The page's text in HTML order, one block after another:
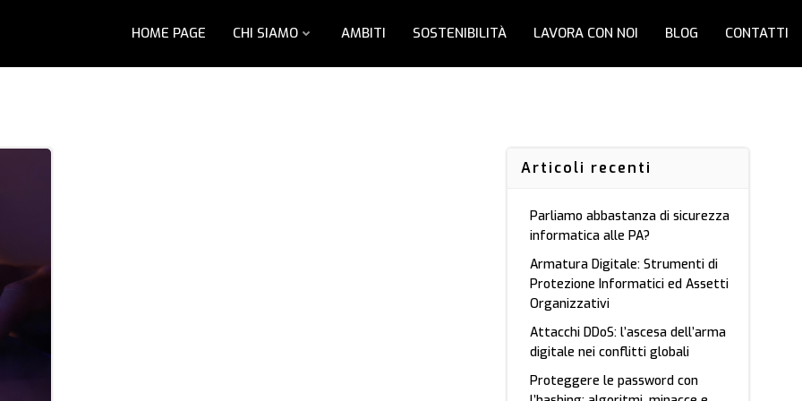
HOME PAGE CHI SIAMO AMBITI SOSTENIBILITÀ LAVORA CON NOI BLOG CONTATTI
Articoli recenti
Parliamo abbastanza di sicurezza
informatica alle PA?
Armatura Digitale: Strumenti di
Protezione Informatici ed Assetti
Organizzativi
Attacchi DDoS: l’ascesa dell’arma
digitale nei conflitti globali
Proteggere le password con